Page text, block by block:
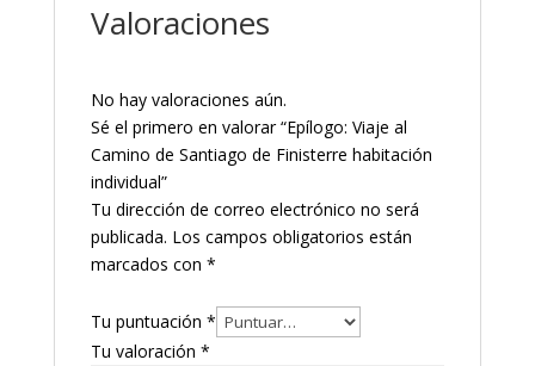
Valoraciones
No hay valoraciones aún.
Sé el primero en valorar “Epílogo: Viaje al
Camino de Santiago de Finisterre habitación
individual”
Tu dirección de correo electrónico no será
publicada. Los campos obligatorios están
marcados con *
Tu puntuación *
Tu valoración *